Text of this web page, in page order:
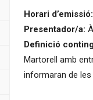
Horari d’emissió:
Presentador/a:
Definició
Martorell amb
informaran de les